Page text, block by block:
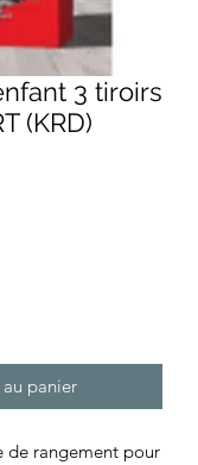
3 tiroirs
(KRD)
panier
de rangement pour